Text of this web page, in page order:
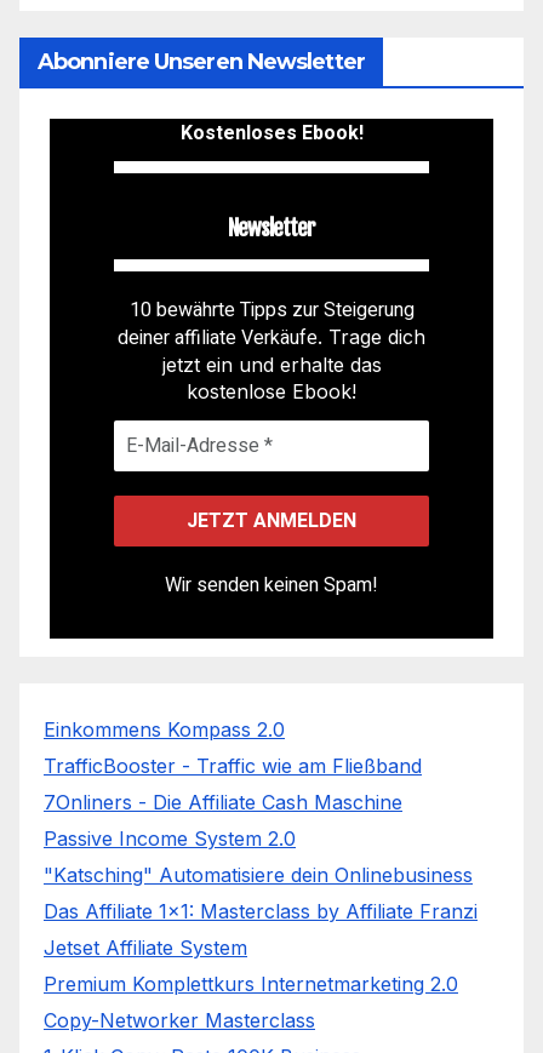
Abonniere Unseren Newsletter
Kostenloses Ebook!
Newsletter
10 bewährte Tipps zur Steigerung
deiner affiliate Verkäufe. Trage dich
jetzt ein und erhalte das
kostenlose Ebook!
Wir senden keinen Spam!
Einkommens Kompass 2.0
TrafficBooster - Traffic wie am Fließband
7Onliners - Die Affiliate Cash Maschine
Passive Income System 2.0
"Katsching" Automatisiere dein Onlinebusiness
Das Affiliate 1x1: Masterclass by Affiliate Franzi
Jetset Affiliate System
Premium Komplettkurs Internetmarketing 2.0
Copy-Networker Masterclass